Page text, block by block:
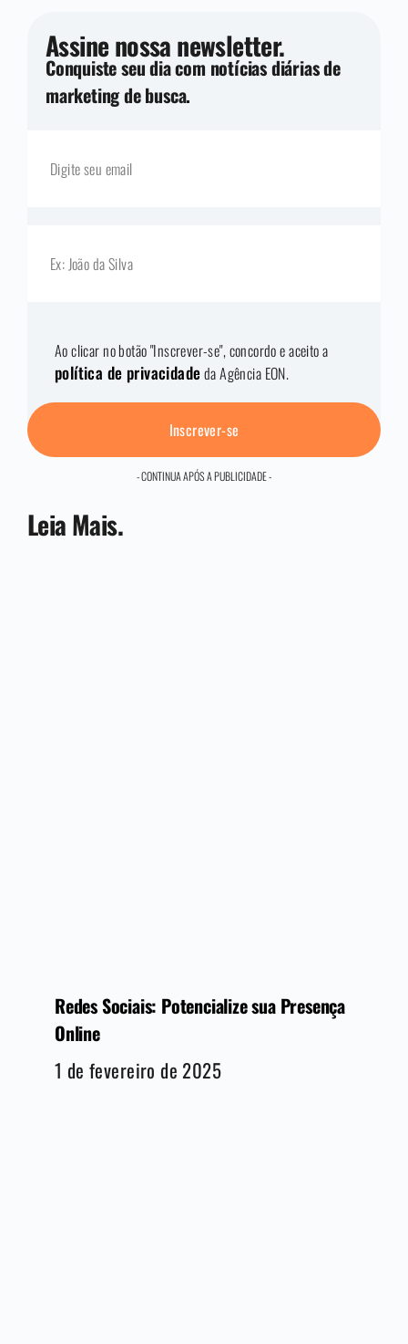
Assine nossa newsletter.
Conquiste seu dia com notícias diárias de
marketing de busca.
Ao clicar no botão "Inscrever-se", concordo e aceito a
política de privacidadeda Agência EON.
Inscrever-se
- CONTINUA APÓS A PUBLICIDADE -
Leia Mais.
Redes Sociais: Potencialize sua Presença
Online
1 de fevereiro de 2025